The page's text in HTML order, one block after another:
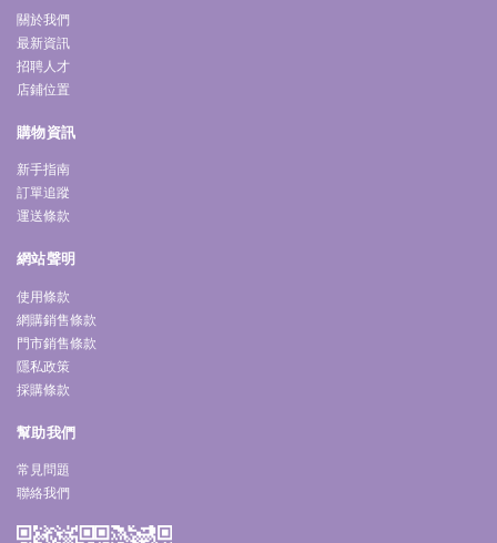
關於我們
最新資訊
招聘人才
店鋪位置
購物資訊
新手指南
訂單追蹤
運送條款
網站聲明
使用條款
網購銷售條款
門市銷售條款
隱私政策
採購條款
幫助我們
常見問題
聯絡我們